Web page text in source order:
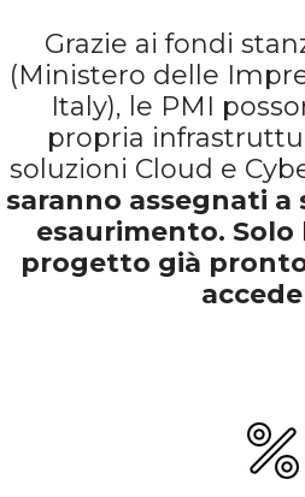
Grazie ai fondi
(Ministero delle
Italy), le PMI
propria
soluzioni Cloud e
saranno assegnati
esaurimento. Solo
progetto già